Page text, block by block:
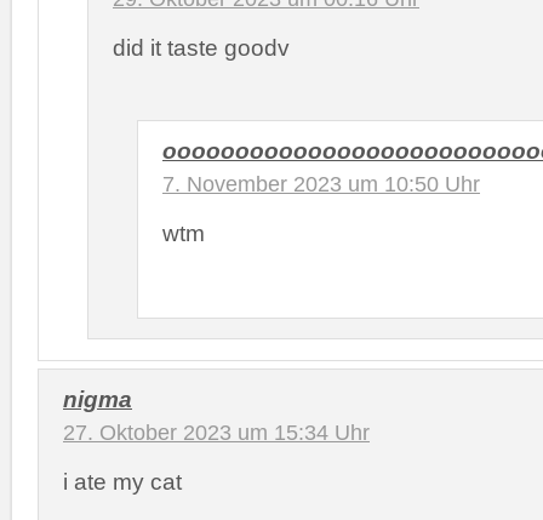
did it taste goodv
7. November 2023 um 10:50 Uhr
wtm
nigma
27. Oktober 2023 um 15:34 Uhr
i ate my cat